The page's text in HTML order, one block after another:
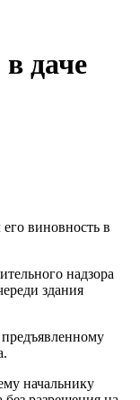
даче
виновность в
надзора
здания
начальнику